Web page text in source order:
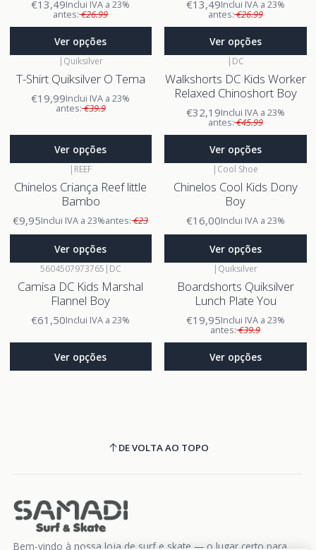
€13,49Inclui IVA a 23%
antes:€26.99
Ver opções
€13,49Inclui IVA a 23%
antes:€26.99
Ver opções
| Quiksilver
T-Shirt Quiksilver O Tema
€19,99Inclui IVA a 23%
antes:€39.9
Ver opções
| DC
Walkshorts DC Kids Worker
Relaxed Chinoshort Boy
€32,19Inclui IVA a 23%
antes:€45.99
Ver opções
| REEF
Chinelos Criança Reef little
Bambo
€9,95Inclui IVA a 23%antes:€23
Ver opções
| Cool Shoe
Chinelos Cool Kids Dony
Boy
€16,00Inclui IVA a 23%
Ver opções
5604507973765 | DC
Camisa DC Kids Marshal
Flannel Boy
€61,50Inclui IVA a 23%
Ver opções
| Quiksilver
Boardshorts Quiksilver
Lunch Plate You
€19,95Inclui IVA a 23%
antes:€39.9
Ver opções
DE VOLTA AO TOPO
Bem-vindo à nossa loja de surf e skate — o lugar certo para